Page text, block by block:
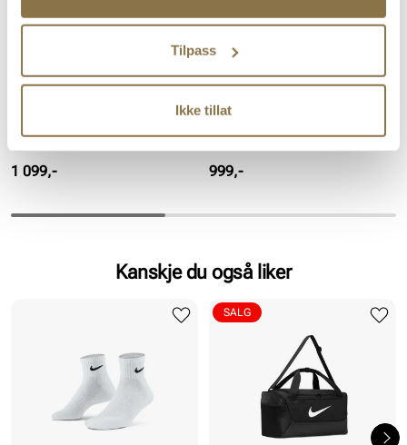
Tilpass
Ikke tillat
Pris
1 099,- Pris
999,-
Kanskje du også liker
SALG